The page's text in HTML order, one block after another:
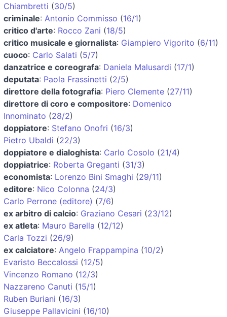
Chiambretti (30/5)
criminale: Antonio Commisso (16/1)
critico d'arte: Rocco Zani (18/5)
critico musicale e giornalista: Giampiero Vigorito (6/11)
cuoco: Carlo Salati (5/7)
danzatrice e coreografa: Daniela Malusardi (17/1)
deputata: Paola Frassinetti (2/5)
direttore della fotografia: Piero Clemente (27/11)
direttore di coro e compositore: Domenico
Innominato (28/2)
doppiatore: Stefano Onofri (16/3)
Pietro Ubaldi (22/3)
doppiatore e dialoghista: Carlo Cosolo (21/4)
doppiatrice: Roberta Greganti (31/3)
economista: Lorenzo Bini Smaghi (29/11)
editore: Nico Colonna (24/3)
Carlo Perrone (editore) (7/6)
ex arbitro di calcio: Graziano Cesari (23/12)
ex atleta: Mauro Barella (12/12)
Carla Tozzi (26/9)
ex calciatore: Angelo Frappampina (10/2)
Evaristo Beccalossi (12/5)
Vincenzo Romano (12/3)
Nazzareno Canuti (15/1)
Ruben Buriani (16/3)
Giuseppe Pallavicini (16/10)